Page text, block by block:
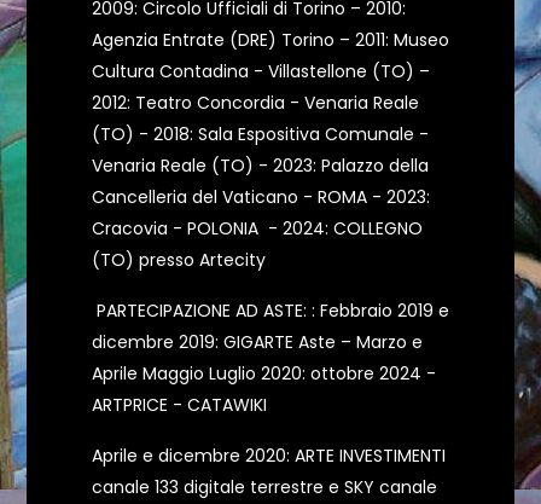
2009: Circolo Ufficiali di Torino – 2010:
Agenzia Entrate (DRE) Torino – 2011: Museo
Cultura Contadina - Villastellone (TO) –
2012: Teatro Concordia - Venaria Reale
(TO) - 2018: Sala Espositiva Comunale -
Venaria Reale (TO) - 2023: Palazzo della
Cancelleria del Vaticano - ROMA - 2023:
Cracovia - POLONIA - 2024: COLLEGNO
(TO) presso Artecity
PARTECIPAZIONE AD ASTE: : Febbraio 2019 e
dicembre 2019: GIGARTE Aste – Marzo e
Aprile Maggio Luglio 2020: ottobre 2024 -
ARTPRICE - CATAWIKI
Aprile e dicembre 2020: ARTE INVESTIMENTI
canale 133 digitale terrestre e SKY canale